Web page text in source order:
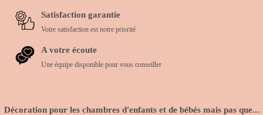
Satisfaction garantie
Votre satisfaction est notre priorité
A votre écoute
Une équipe disponible pour vous conseiller
Décoration pour les chambres d'enfants et de bébés mais pas que...